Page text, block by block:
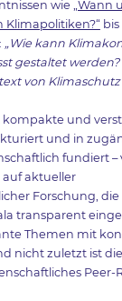
wie „Wann
„Wie kann
gestaltet werden?
von
kompakte und
und in
fundiert
auf aktueller
Forschung,
transparent
Themen mit
nicht zuletzt ist
Peer-